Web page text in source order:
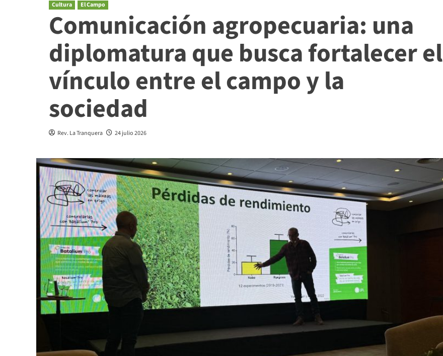
Cultura El Campo
Comunicación agropecuaria: una
diplomatura que busca fortalecer el
vínculo entre el campo y la
sociedad
Rev. La Tranquera 24 julio 2026